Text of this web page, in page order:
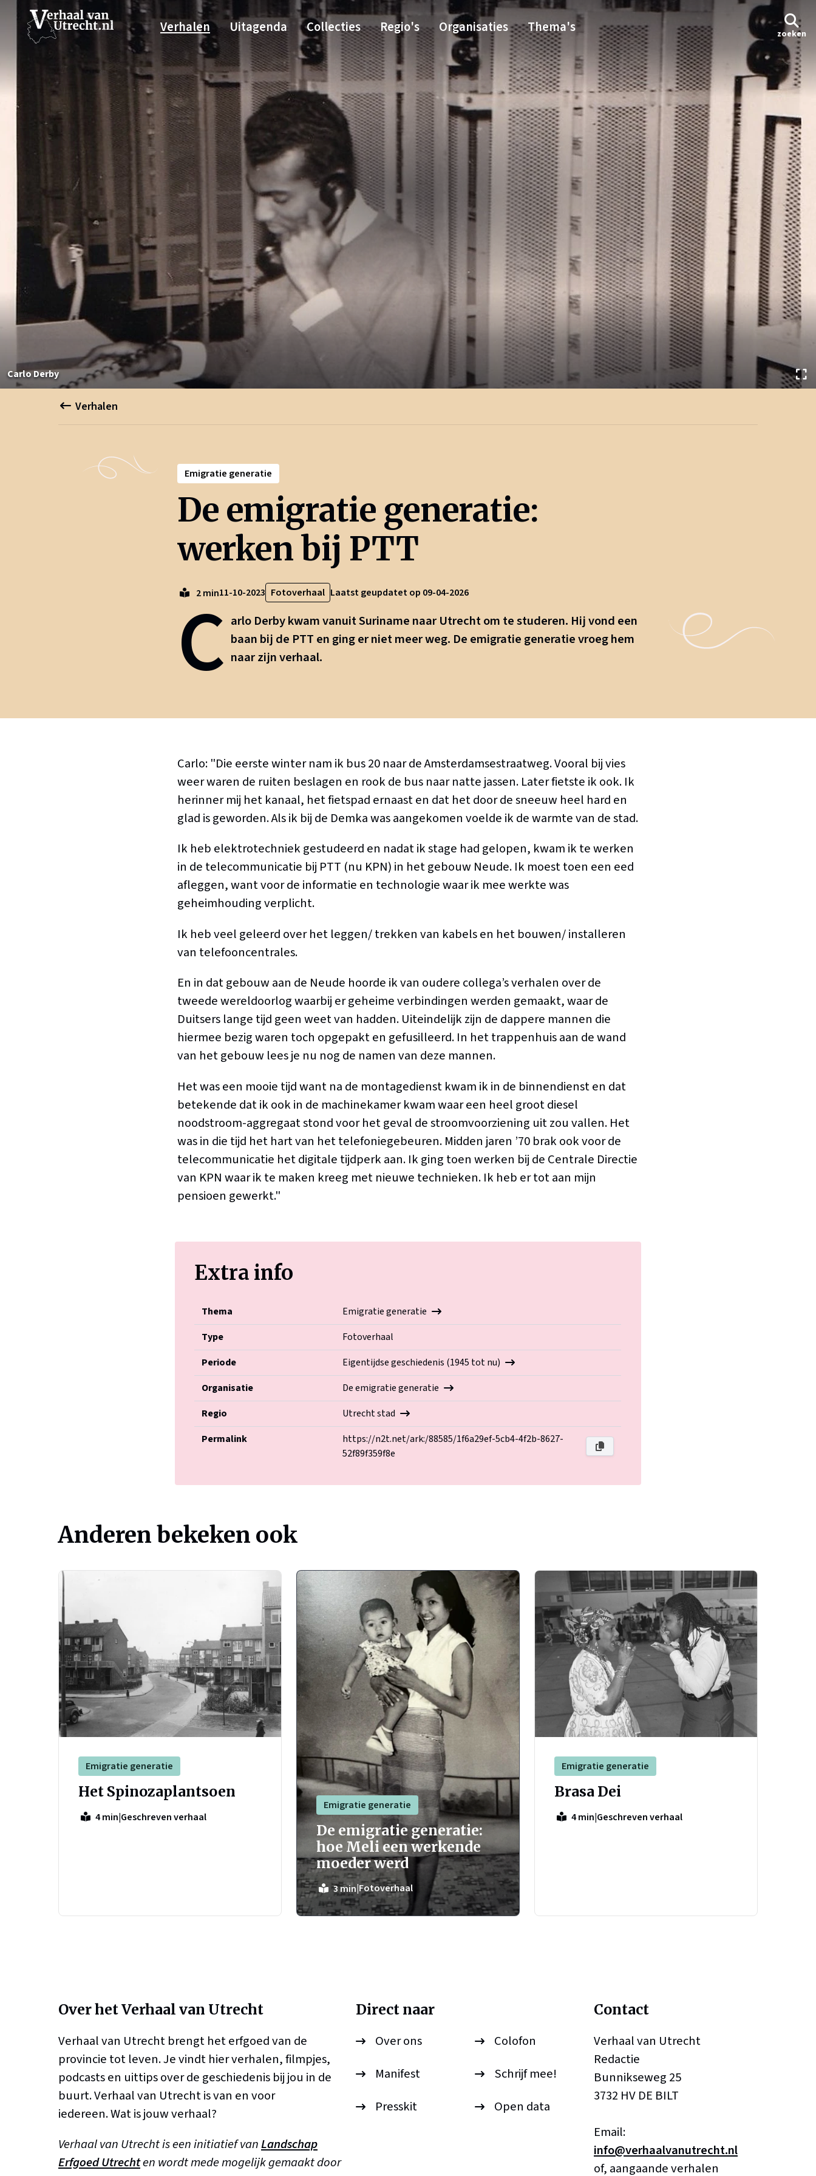
zoeken
Verhalen Uitagenda Collecties Regio's Organisaties Thema's
Carlo Derby
Verhalen
Emigratie generatie
De emigratie generatie:
werken bij PTT
2 min11-10-2023 Fotoverhaal Laatst geupdatet op 09-04-2026
C arlo Derby kwam vanuit Suriname naar Utrecht om te studeren. Hij vond een
baan bij de PTT en ging er niet meer weg. De emigratie generatie vroeg hem
naar zijn verhaal.
Carlo: "Die eerste winter nam ik bus 20 naar de Amsterdamsestraatweg. Vooral bij vies
weer waren de ruiten beslagen en rook de bus naar natte jassen. Later fietste ik ook. Ik
herinner mij het kanaal, het fietspad ernaast en dat het door de sneeuw heel hard en
glad is geworden. Als ik bij de Demka was aangekomen voelde ik de warmte van de stad.
Ik heb elektrotechniek gestudeerd en nadat ik stage had gelopen, kwam ik te werken
in de telecommunicatie bij PTT (nu KPN) in het gebouw Neude. Ik moest toen een eed
afleggen, want voor de informatie en technologie waar ik mee werkte was
geheimhouding verplicht.
Ik heb veel geleerd over het leggen/ trekken van kabels en het bouwen/ installeren
van telefooncentrales.
En in dat gebouw aan de Neude hoorde ik van oudere collega’s verhalen over de
tweede wereldoorlog waarbij er geheime verbindingen werden gemaakt, waar de
Duitsers lange tijd geen weet van hadden. Uiteindelijk zijn de dappere mannen die
hiermee bezig waren toch opgepakt en gefusilleerd. In het trappenhuis aan de wand
van het gebouw lees je nu nog de namen van deze mannen.
Het was een mooie tijd want na de montagedienst kwam ik in de binnendienst en dat
betekende dat ik ook in de machinekamer kwam waar een heel groot diesel
noodstroom-aggregaat stond voor het geval de stroomvoorziening uit zou vallen. Het
was in die tijd het hart van het telefoniegebeuren. Midden jaren ’70 brak ook voor de
telecommunicatie het digitale tijdperk aan. Ik ging toen werken bij de Centrale Directie
van KPN waar ik te maken kreeg met nieuwe technieken. Ik heb er tot aan mijn
pensioen gewerkt."
Extra info
Thema
Emigratie generatie
Type
Fotoverhaal
Periode
Eigentijdse geschiedenis (1945 tot nu)
Organisatie
De emigratie generatie
Regio
Utrecht stad
Permalink
https://n2t.net/ark:/88585/1f6a29ef-5cb4-4f2b-8627-
52f89f359f8e
Anderen bekeken ook
Emigratie generatie
Het Spinozaplantsoen
4 min|Geschreven verhaal
Emigratie generatie
De emigratie generatie:
hoe Meli een werkende
moeder werd
3 min|Fotoverhaal
Emigratie generatie
Brasa Dei
4 min|Geschreven verhaal
Over het Verhaal van Utrecht
Verhaal van Utrecht brengt het erfgoed van de
provincie tot leven. Je vindt hier verhalen, filmpjes,
podcasts en uittips over de geschiedenis bij jou in de
buurt. Verhaal van Utrecht is van en voor
iedereen. Wat is jouw verhaal?
Verhaal van Utrecht is een initiatief vanLandschap
Erfgoed Utrechten wordt mede mogelijk gemaakt door
Direct naar
Over ons
Colofon
Manifest
Schrijf mee!
Presskit
Open data
Contact
Verhaal van Utrecht
Redactie
Bunnikseweg 25
3732 HV DE BILT
Email:
info@verhaalvanutrecht.nl
of, aangaande verhalen